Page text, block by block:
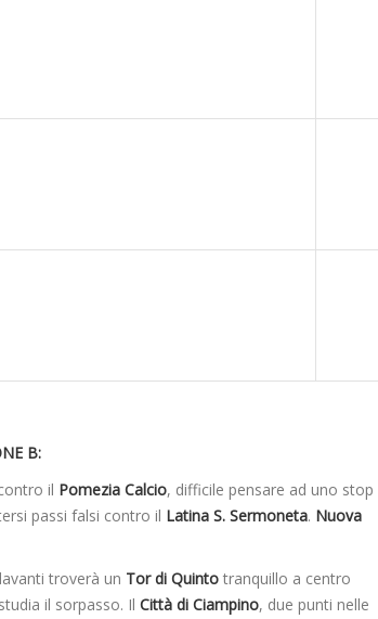
B:
il Pomezia Calcio, difficile pensare ad uno stop
passi falsi contro il Latina S. Sermoneta. Nuova
troverà un Tor di Quinto tranquillo a centro
il sorpasso. Il Città di Ciampino, due punti nelle